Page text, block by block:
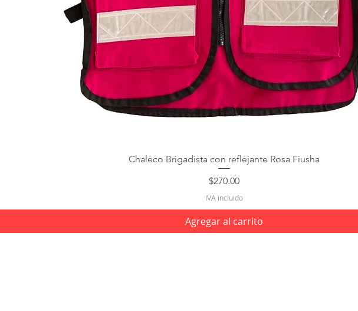
Chaleco Brigadista con reflejante Rosa Fiusha
Precio
$270.00
IVA incluido
Agregar al carrito